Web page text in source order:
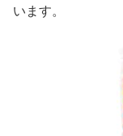
います。